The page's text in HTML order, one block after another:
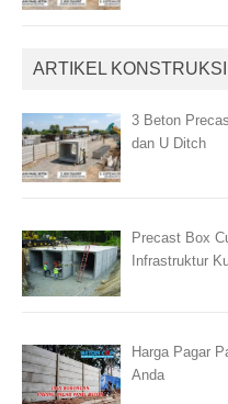
ARTIKEL KONSTRUKSI
3 Beton
dan U Ditch
Precast Box
Infrastruktur
Harga Pagar
Anda